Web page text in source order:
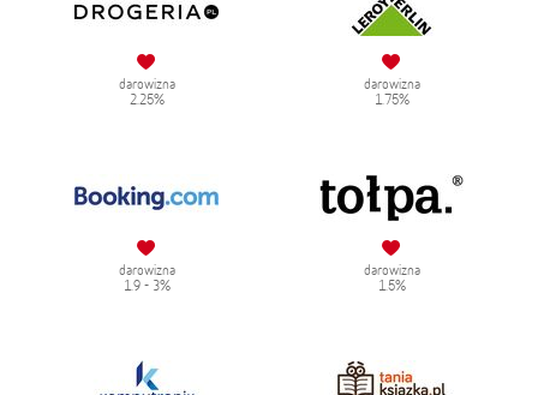
darowizna
2.25%
darowizna
1.75%
darowizna
1.9 - 3%
darowizna
1.5%